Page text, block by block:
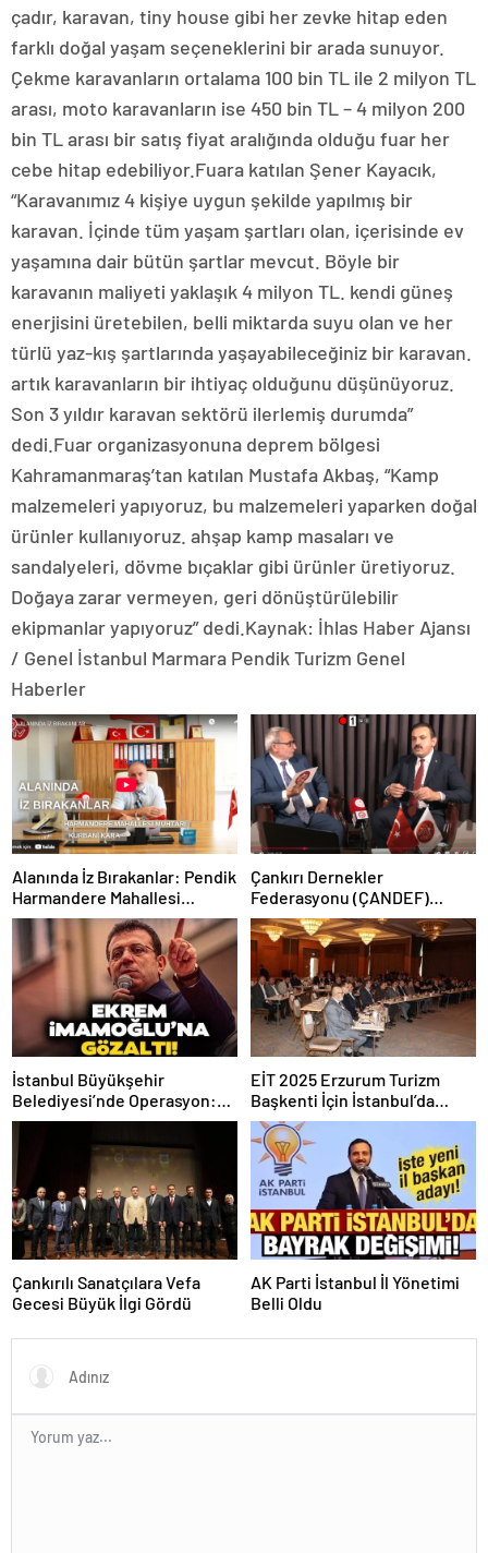
çadır, karavan, tiny house gibi her zevke hitap eden
farklı doğal yaşam seçeneklerini bir arada sunuyor.
Çekme karavanların ortalama 100 bin TL ile 2 milyon TL
arası, moto karavanların ise 450 bin TL – 4 milyon 200
bin TL arası bir satış fiyat aralığında olduğu fuar her
cebe hitap edebiliyor.Fuara katılan Şener Kayacık,
“Karavanımız 4 kişiye uygun şekilde yapılmış bir
karavan. İçinde tüm yaşam şartları olan, içerisinde ev
yaşamına dair bütün şartlar mevcut. Böyle bir
karavanın maliyeti yaklaşık 4 milyon TL. kendi güneş
enerjisini üretebilen, belli miktarda suyu olan ve her
türlü yaz-kış şartlarında yaşayabileceğiniz bir karavan.
artık karavanların bir ihtiyaç olduğunu düşünüyoruz.
Son 3 yıldır karavan sektörü ilerlemiş durumda”
dedi.Fuar organizasyonuna deprem bölgesi
Kahramanmaraş’tan katılan Mustafa Akbaş, “Kamp
malzemeleri yapıyoruz, bu malzemeleri yaparken doğal
ürünler kullanıyoruz. ahşap kamp masaları ve
sandalyeleri, dövme bıçaklar gibi ürünler üretiyoruz.
Doğaya zarar vermeyen, geri dönüştürülebilir
ekipmanlar yapıyoruz” dedi.Kaynak: İhlas Haber Ajansı
/ Genel İstanbul Marmara Pendik Turizm Genel
Haberler
Alanında İz Bırakanlar: Pendik
Harmandere Mahallesi
Muhtarı Sn. Kurbani KARA ile
Yeni Dönemi Konuştuk
Çankırı Dernekler
Federasyonu (ÇANDEF)
Başkanı Önder Tozan,
İstanbul Büyükşehir
Belediyesi’nde Operasyon:
Gözaltılar Gündemi Sarsıyor
EİT 2025 Erzurum Turizm
Başkenti İçin İstanbul’da
Koordinasyon Toplantısı
Düzenlendi
Çankırılı Sanatçılara Vefa
Gecesi Büyük İlgi Gördü
AK Parti İstanbul İl Yönetimi
Belli Oldu